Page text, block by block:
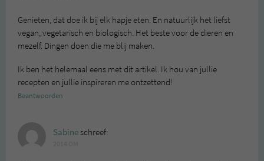
Genieten, dat doe ik bij elk hapje eten. En natuurlijk het liefst
vegan, vegetarisch en biologisch. Het beste voor de dieren en
mezelf. Dingen doen die me blij maken.
Ik ben het helemaal eens met dit artikel. Ik hou van jullie
recepten en jullie inspireren me ontzettend!
Beantwoorden
Sabineschreef: